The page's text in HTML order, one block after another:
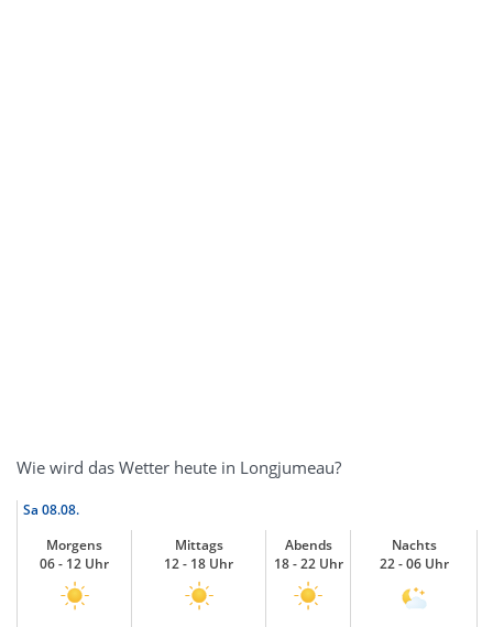
Wie wird das Wetter heute in Longjumeau?
Sa 08.08.
Morgens
06 - 12 Uhr
Mittags
12 - 18 Uhr
Abends
18 - 22 Uhr
Nachts
22 - 06 Uhr